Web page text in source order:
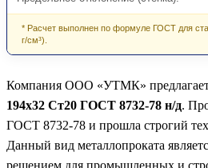
* Расчет выполнен по формуле ГОСТ для
г/см³).
Компания ООО «УТМК» предлагает
194х32 Ст20 ГОСТ 8732-78 н/д.
ГОСТ 8732-78 и прошла строгий
Данный вид металлопроката
решением для промышленных и